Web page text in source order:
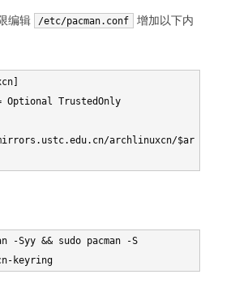
编辑 /etc/pacman.conf
增加以下内
Optional TrustedOnly
archlinuxcn/$ar
-Syy && sudo pacman -S
keyring